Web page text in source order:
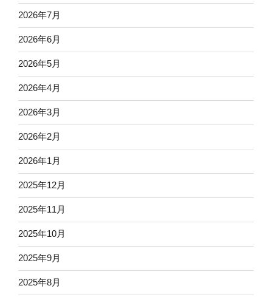
2026年7月
2026年6月
2026年5月
2026年4月
2026年3月
2026年2月
2026年1月
2025年12月
2025年11月
2025年10月
2025年9月
2025年8月